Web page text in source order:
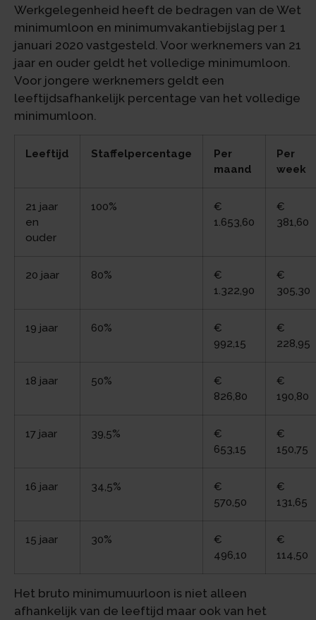
Werkgelegenheid heeft de bedragen van de Wet
minimumloon en minimumvakantiebijslag per 1
januari 2020 vastgesteld. Voor werknemers van 21
jaar en ouder geldt het volledige minimumloon.
Voor jongere werknemers geldt een
leeftijdsafhankelijk percentage van het volledige
minimumloon.
Leeftijd Staffelpercentage
Per
maand
Per
week
21 jaar
en
ouder
100%
€
1.653,60
€
381,60
20 jaar 80%
€
1.322,90
€
305,30
19 jaar 60%
€
992,15
€
228,95
18 jaar 50%
€
826,80
€
190,80
17 jaar 39,5%
€
653,15
€
150,75
16 jaar 34,5%
€
570,50
€
131,65
15 jaar 30%
€
496,10
€
114,50
Het bruto minimumuurloon is niet alleen
afhankelijk van de leeftijd maar ook van het